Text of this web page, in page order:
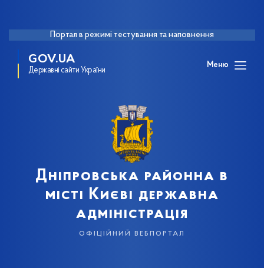
Портал в режимі тестування та наповнення
GOV.UA
Державні сайти України
Меню
Дніпровська районна в
місті Києві державна
адміністрація
офіційний вебпортал